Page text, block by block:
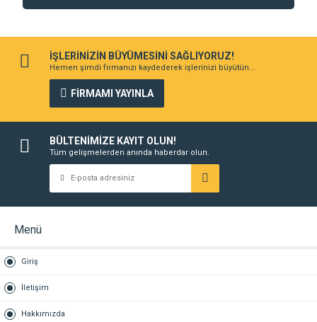
İŞLERİNİZİN BÜYÜMESİNİ SAĞLIYORUZ!
Hemen şimdi firmanızı kaydederek işlerinizi büyütün...
FİRMAMI YAYINLA
BÜLTENİMİZE KAYIT OLUN!
Tüm gelişmelerden anında haberdar olun.
Menü
Giriş
İletişim
Hakkımızda